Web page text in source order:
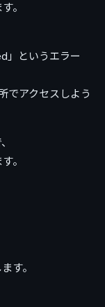
。
」というエラー
でアクセスしよう
。
す。